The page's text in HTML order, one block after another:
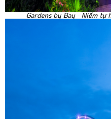
Gardens by Bay - Niềm tự